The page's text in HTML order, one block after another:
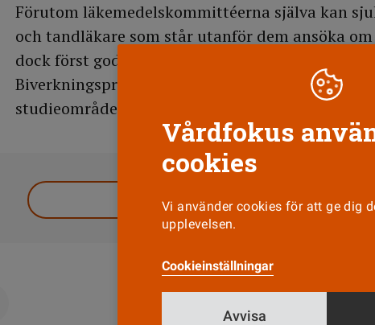
Förutom läkemedelskommittéerna själva kan
och tandläkare som står utanför dem ansöka
dock först godkännas av de berörda
Biverkningsproblem, hälsoekonomi och
studieområden.
Till Vårdfokus
Vårdfokus
cookies
Vi använder cookies för att ge dig
upplevelsen.
Cookieinställningar
Avvisa